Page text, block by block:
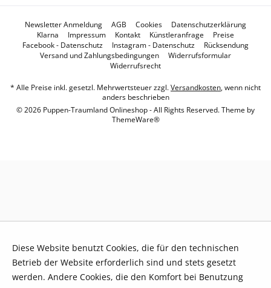
Newsletter Anmeldung AGB Cookies
Datenschutzerklärung
Klarna
Impressum Kontakt Künstleranfrage
Preise
Facebook - Datenschutz
Instagram - Datenschutz
Rücksendung
Versand und Zahlungsbedingungen
Widerrufsformular
Widerrufsrecht
* Alle Preise inkl. gesetzl. Mehrwertsteuer zzgl.Versandkosten, wenn nicht
anders beschrieben
© 2026 Puppen-Traumland Onlineshop - All Rights Reserved. Theme by
ThemeWare®
Diese Website benutzt Cookies, die für den technischen
Betrieb der Website erforderlich sind und stets gesetzt
werden. Andere Cookies, die den Komfort bei Benutzung